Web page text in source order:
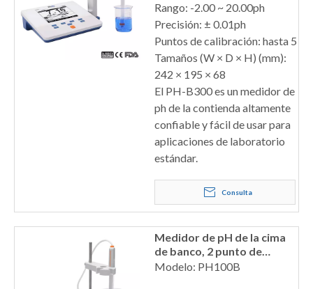
Rango: -2.00 ~ 20.00ph
Precisión: ± 0.01ph
Puntos de calibración: hasta 5
Tamaños (W × D × H) (mm):
242 × 195 × 68
El PH-B300 es un medidor de
ph de la contienda altamente
confiable y fácil de usar para
aplicaciones de laboratorio
estándar.
Consulta
Medidor de pH de la cima
de banco, 2 punto de
calibración
Modelo: PH100B